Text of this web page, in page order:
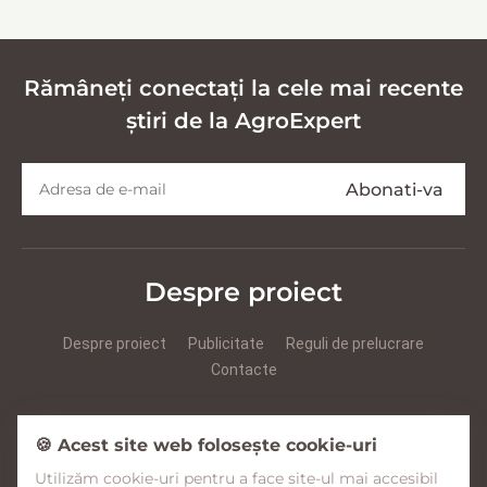
Rămâneți conectați la cele mai recente
știri de la AgroExpert
Despre proiect
Despre proiect Publicitate
Reguli de prelucrare
Contacte
Facebook YouTube Instagram
🍪 Acest site web folosește cookie-uri
Utilizăm cookie-uri pentru a face site-ul mai accesibil